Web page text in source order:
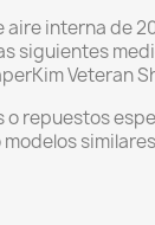
interna de
siguientes
Veteran
o repuestos